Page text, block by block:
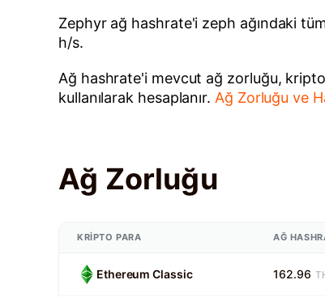
Zephyr ağ hashrate'i zeph ağındaki
h/s.
Ağ hashrate'i mevcut ağ zorluğu,
kullanılarak hesaplanır. Ağ Zorluğu ve
Ağ Zorluğu
KRIPTO PARA AĞ
Ethereum Classic 162.96